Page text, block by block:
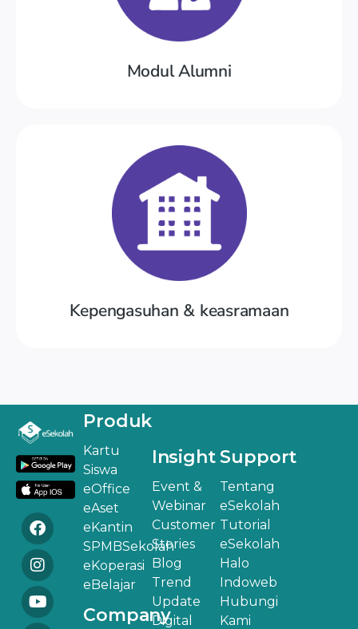
Modul Alumni
Registrasi dan login alumni, direktori
alumni, tracer studi dan kerja
Kepengasuhan & keasramaan
kesehatan, konseling, kunjungan siswa,
perizinan, rapor keasramaan
Coba Demo
Produk
Kartu
Siswa
eOffice
eAset
eKantin
SPMBSekolah
eKoperasi
eBelajar
Company
Insight
Event &
Webinar
Customer
Stories
Blog
Trend
Update
Digital
Support
Tentang
eSekolah
Tutorial
eSekolah
Halo
Indoweb
Hubungi
Kami